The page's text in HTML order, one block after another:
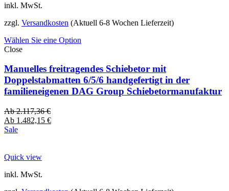
inkl. MwSt.
zzgl. Versandkosten (Aktuell 6-8 Wochen Lieferzeit)
Wählen Sie eine Option
Close
Manuelles freitragendes Schiebetor mit
Doppelstabmatten 6/5/6 handgefertigt in der
familieneigenen DAG Group Schiebetormanufaktur
Ab2.117,36€
Ab 1.482,15 €
Sale
Quick view
inkl. MwSt.